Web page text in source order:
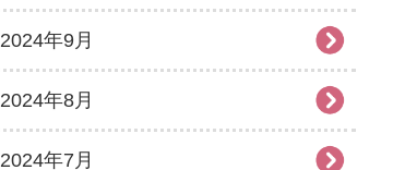
2024年9月
2024年8月
2024年7月